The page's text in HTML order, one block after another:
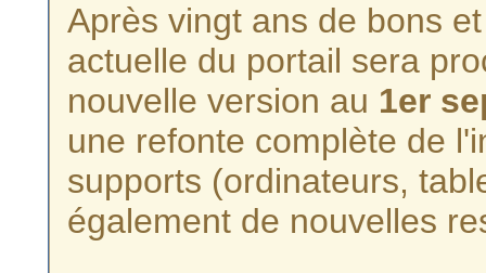
Après vingt ans de bons
actuelle du portail sera
nouvelle version au 1er
une refonte complète de
supports (ordinateurs,
également de nouvelles